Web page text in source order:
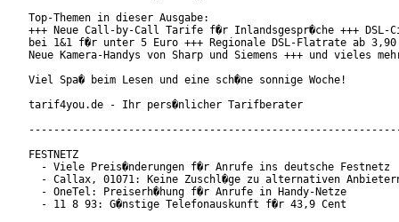
Top-Themen in dieser Ausgabe:
+++ Neue Call-by-Call Tarife f�r Inlandsgespr�che +++ DSL-
bei 1&1 f�r unter 5 Euro +++ Regionale DSL-Flatrate ab 3,90
Neue Kamera-Handys von Sharp und Siemens +++ und vieles
Viel Spa� beim Lesen und eine sch�ne sonnige Woche!
tarif4you.de - Ihr pers�nlicher Tarifberater
FESTNETZ
  - Viele Preis�nderungen f�r Anrufe ins deutsche Festnetz
- Callax, 01071: Keine Zuschl�ge zu alternativen
  - OneTel: Preiserh�hung f�r Anrufe in Handy-Netze
  - 11 8 93: G�nstige Telefonauskunft f�r 43,9 Cent